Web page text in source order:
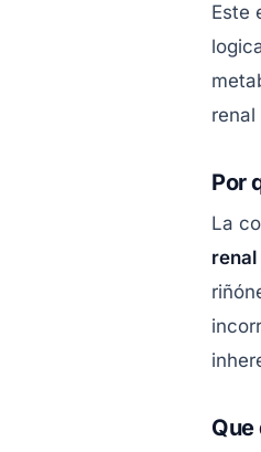
Este
Por
La
Que